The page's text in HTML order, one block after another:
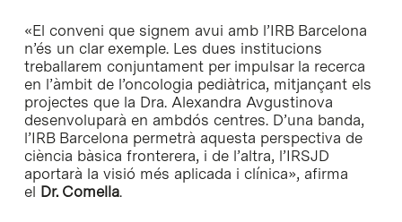
«El conveni que signem avui amb l’IRB Barcelona
n’és un clar exemple. Les dues institucions
treballarem conjuntament per impulsar la recerca
en l’àmbit de l’oncologia pediàtrica, mitjançant els
projectes que la Dra. Alexandra Avgustinova
desenvoluparà en ambdós centres. D’una banda,
l’IRB Barcelona permetrà aquesta perspectiva de
ciència bàsica fronterera, i de l’altra, l’IRSJD
aportarà la visió més aplicada i clínica», afirma
el Dr. Comella.